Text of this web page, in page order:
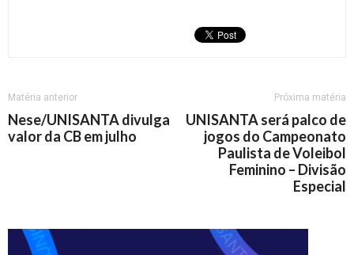
Matéria anterior
Nese/UNISANTA divulga
valor da CB em julho
Próxima matéria
UNISANTA será palco de
jogos do Campeonato
Paulista de Voleibol
Feminino – Divisão
Especial